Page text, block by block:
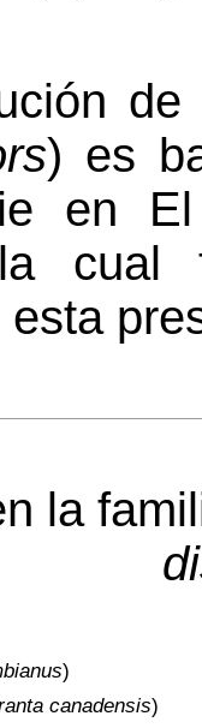
) es
en
la
la
)
canadensis)